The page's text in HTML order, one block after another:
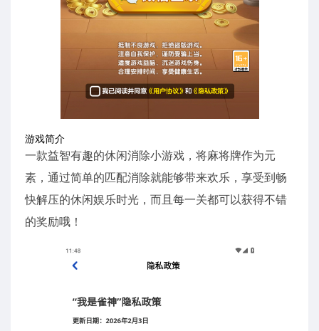
游戏简介
一款益智有趣的休闲消除小游戏，将麻将牌作为元
素，通过简单的匹配消除就能够带来欢乐，享受到畅
快解压的休闲娱乐时光，而且每一关都可以获得不错
的奖励哦！